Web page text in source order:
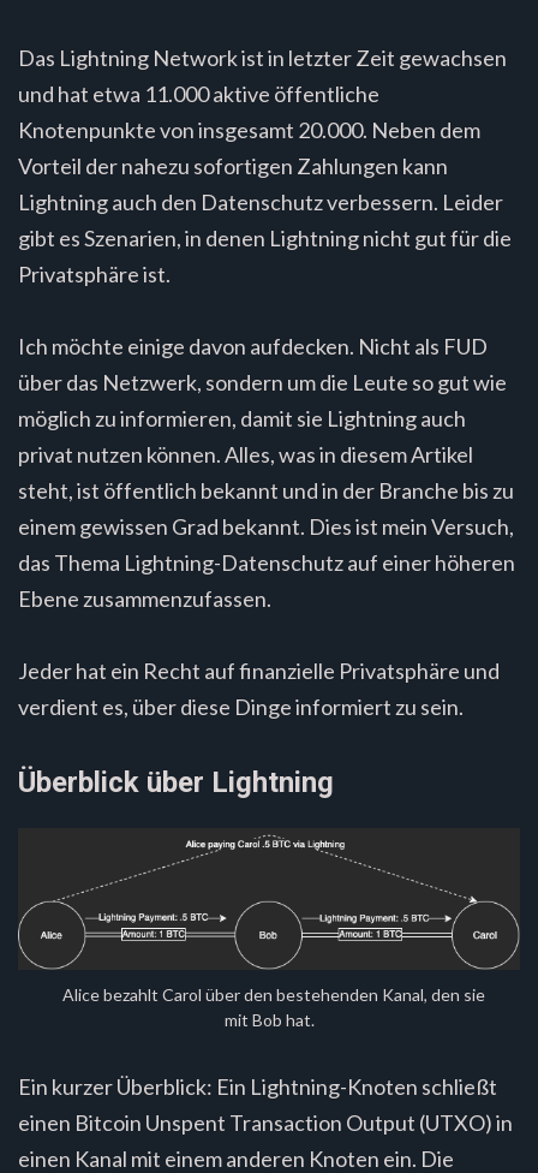
Das Lightning Network ist in letzter Zeit gewachsen
und hat etwa 11.000 aktive öffentliche
Knotenpunkte von insgesamt 20.000. Neben dem
Vorteil der nahezu sofortigen Zahlungen kann
Lightning auch den Datenschutz verbessern. Leider
gibt es Szenarien, in denen Lightning nicht gut für die
Privatsphäre ist.
Ich möchte einige davon aufdecken. Nicht als FUD
über das Netzwerk, sondern um die Leute so gut wie
möglich zu informieren, damit sie Lightning auch
privat nutzen können. Alles, was in diesem Artikel
steht, ist öffentlich bekannt und in der Branche bis zu
einem gewissen Grad bekannt. Dies ist mein Versuch,
das Thema Lightning-Datenschutz auf einer höheren
Ebene zusammenzufassen.
Jeder hat ein Recht auf finanzielle Privatsphäre und
verdient es, über diese Dinge informiert zu sein.
Überblick über Lightning
Alice bezahlt Carol über den bestehenden Kanal, den sie
mit Bob hat.
Ein kurzer Überblick: Ein Lightning-Knoten schließt
einen Bitcoin Unspent Transaction Output (UTXO) in
einen Kanal mit einem anderen Knoten ein. Die